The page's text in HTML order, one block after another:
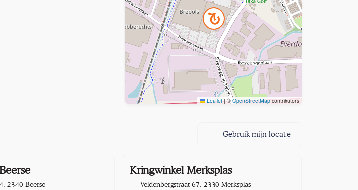
Leaflet |© OpenStreetMapcontributors
Gebruik mijn locatie
2340 Beerse
Kringwinkel Merksplas
Veldenbergstraat 67, 2330 Merksplas